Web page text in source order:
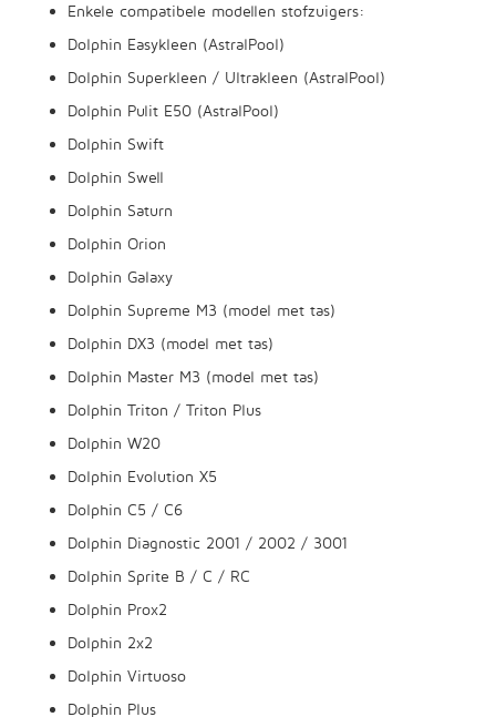
Enkele compatibele modellen stofzuigers:
Dolphin Easykleen (AstralPool)
Dolphin Superkleen / Ultrakleen (AstralPool)
Dolphin Pulit E50 (AstralPool)
Dolphin Swift
Dolphin Swell
Dolphin Saturn
Dolphin Orion
Dolphin Galaxy
Dolphin Supreme M3 (model met tas)
Dolphin DX3 (model met tas)
Dolphin Master M3 (model met tas)
Dolphin Triton / Triton Plus
Dolphin W20
Dolphin Evolution X5
Dolphin C5 / C6
Dolphin Diagnostic 2001 / 2002 / 3001
Dolphin Sprite B / C / RC
Dolphin Prox2
Dolphin 2x2
Dolphin Virtuoso
Dolphin Plus